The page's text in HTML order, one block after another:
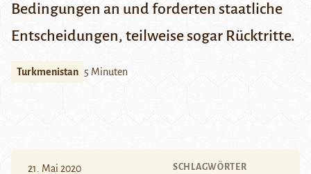
Bedingungen an und forderten staatliche
Entscheidungen, teilweise sogar Rücktritte.
Turkmenistan 5 Minuten
21. Mai 2020 SCHLAGWÖRTER